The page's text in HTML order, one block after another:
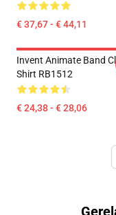
€ 37,67 - € 44,11
Invent Animate Band
Shirt RB1512
€ 24,38 - € 28,06